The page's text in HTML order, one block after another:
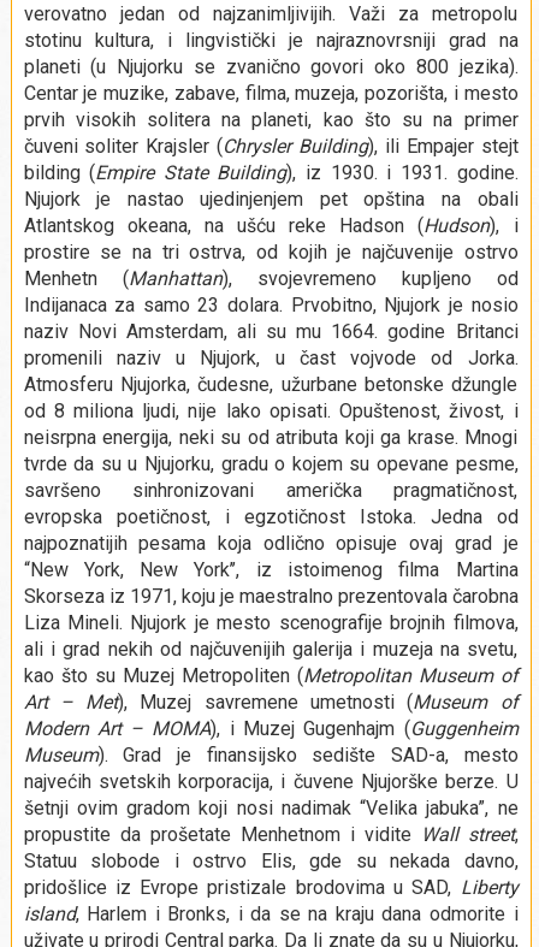
verovatno jedan od najzanimljivijih. Važi za metropolu
stotinu kultura, i lingvistički je najraznovrsniji grad na
planeti (u Njujorku se zvanično govori oko 800 jezika).
Centar je muzike, zabave, filma, muzeja, pozorišta, i mesto
prvih visokih solitera na planeti, kao što su na primer
čuveni soliter Krajsler (Chrysler Building), ili Empajer stejt
bilding (Empire State Building), iz 1930. i 1931. godine.
Njujork je nastao ujedinjenjem pet opština na obali
Atlantskog okeana, na ušću reke Hadson (Hudson), i
prostire se na tri ostrva, od kojih je najčuvenije ostrvo
Menhetn (Manhattan), svojevremeno kupljeno od
Indijanaca za samo 23 dolara. Prvobitno, Njujork je nosio
naziv Novi Amsterdam, ali su mu 1664. godine Britanci
promenili naziv u Njujork, u čast vojvode od Jorka.
Atmosferu Njujorka, čudesne, užurbane betonske džungle
od 8 miliona ljudi, nije lako opisati. Opuštenost, živost, i
neisrpna energija, neki su od atributa koji ga krase. Mnogi
tvrde da su u Njujorku, gradu o kojem su opevane pesme,
savršeno sinhronizovani američka pragmatičnost,
evropska poetičnost, i egzotičnost Istoka. Jedna od
najpoznatijih pesama koja odlično opisuje ovaj grad je
“New York, New York’’, iz istoimenog filma Martina
Skorseza iz 1971, koju je maestralno prezentovala čarobna
Liza Mineli. Njujork je mesto scenografije brojnih filmova,
ali i grad nekih od najčuvenijih galerija i muzeja na svetu,
kao što su Muzej Metropoliten (Metropolitan Museum of
Art – Met), Muzej savremene umetnosti (Museum of
Modern Art – MOMA), i Muzej Gugenhajm (Guggenheim
Museum). Grad je finansijsko sedište SAD-a, mesto
najvećih svetskih korporacija, i čuvene Njujorške berze. U
šetnji ovim gradom koji nosi nadimak “Velika jabuka”, ne
propustite da prošetate Menhetnom i vidite
Wall street,
Statuu slobode i ostrvo Elis, gde su nekada davno,
pridošlice iz Evrope pristizale brodovima u SAD, Liberty
island, Harlem i Bronks, i da se na kraju dana odmorite i
uživate u prirodi Central parka. Da li znate da su u Njujorku,